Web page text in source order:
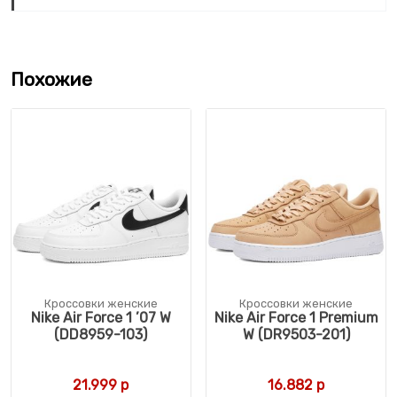
Похожие
Кроссовки женские
Nike Air Force 1 ’07 W
(DD8959-103)
21.999 р
Кроссовки женские
Nike Air Force 1 Premium
W (DR9503-201)
16.882 р